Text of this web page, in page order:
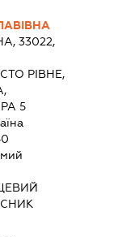
33022,
РІВНЕ,
5